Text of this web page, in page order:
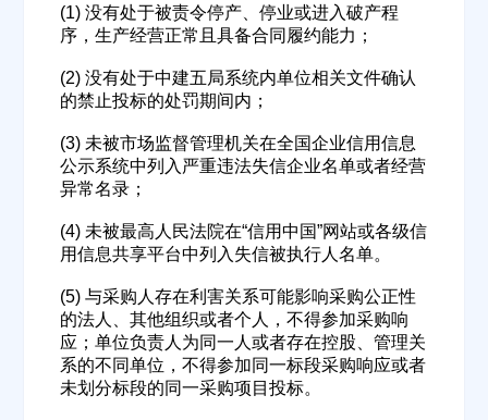
(1) 没有处于被责令停产、停业或进入破产程
序，生产经营正常且具备合同履约能力；
(2) 没有处于中建五局系统内单位相关文件确认
的禁止投标的处罚期间内；
(3) 未被市场监督管理机关在全国企业信用信息
公示系统中列入严重违法失信企业名单或者经营
异常名录；
(4) 未被最高人民法院在“信用中国”网站或各级信
用信息共享平台中列入失信被执行人名单。
(5) 与采购人存在利害关系可能影响采购公正性
的法人、其他组织或者个人，不得参加采购响
应；单位负责人为同一人或者存在控股、管理关
系的不同单位，不得参加同一标段采购响应或者
未划分标段的同一采购项目投标。
欢迎入驻供应商
公司名称